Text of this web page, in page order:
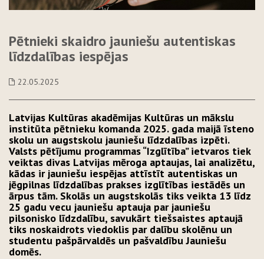
Pētnieki skaidro jauniešu autentiskas
līdzdalības iespējas
22.05.2025
Latvijas Kultūras akadēmijas Kultūras un mākslu
institūta pētnieku komanda 2025. gada maijā īsteno
skolu un augstskolu jauniešu līdzdalības izpēti.
Valsts pētījumu programmas “Izglītība” ietvaros tiek
veiktas divas Latvijas mēroga aptaujas, lai analizētu,
kādas ir jauniešu iespējas attīstīt autentiskas un
jēgpilnas līdzdalības prakses izglītības iestādēs un
ārpus tām. Skolās un augstskolās tiks veikta 13 līdz
25 gadu vecu jauniešu aptauja par jauniešu
pilsonisko līdzdalību, savukārt tiešsaistes aptaujā
tiks noskaidrots viedoklis par dalību skolēnu un
studentu pašpārvaldēs un pašvaldību Jauniešu
domēs.